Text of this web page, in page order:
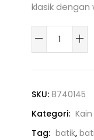
klasik
SKU: 8740145
Kategori:
Tag: batik,